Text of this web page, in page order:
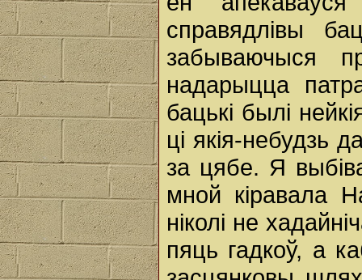
справядлівы
забываючыся
надарыцца
бацькі былі
ці якія-небудзь
за цябе. Я
мной кіравала
ніколі не
пяць гадкоў, а